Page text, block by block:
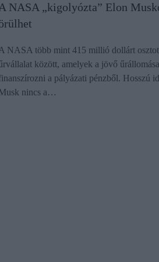
A NASA „kigolyózta” Elon
A NASA több mint 415 millió dollárt
között, amelyek a jövő
a pályázati pénzből. Hosszú
nincs a…